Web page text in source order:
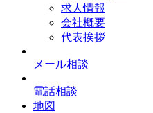
求人情報
会社概要
代表挨拶
メール相談
電話相談
地図